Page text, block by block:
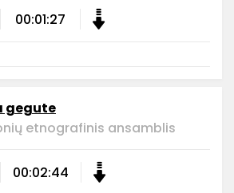
00:01:27
gegute
etnografinis ansamblis
00:02:44